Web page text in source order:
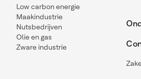
Low carbon energie
Maakindustrie
Nutsbedrijven
Olie en gas
Zware industrie